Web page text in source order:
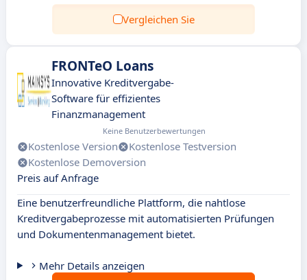
Vergleichen Sie
FRONTeO Loans
Innovative Kreditvergabe-
Software für effizientes
Finanzmanagement
Keine Benutzerbewertungen
Kostenlose Version
Kostenlose Testversion
Kostenlose Demoversion
Preis auf Anfrage
Eine benutzerfreundliche Plattform, die nahtlose
Kreditvergabeprozesse mit automatisierten Prüfungen
und Dokumentenmanagement bietet.
Mehr Details anzeigen